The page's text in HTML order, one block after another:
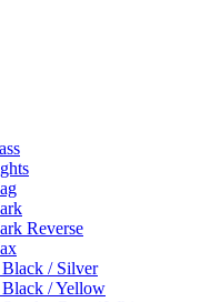
Reverse
/ Silver
/ Yellow